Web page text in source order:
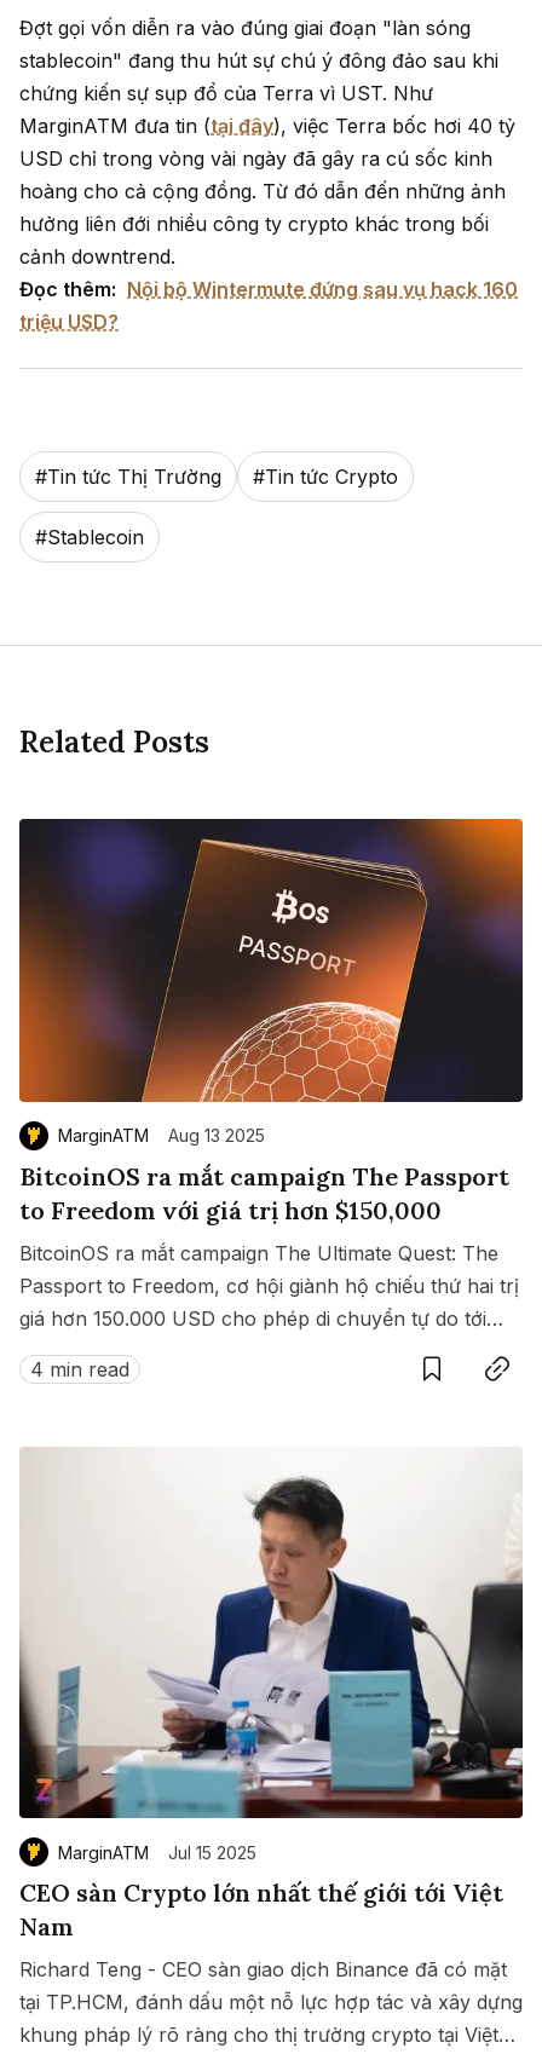
Đợt gọi vốn diễn ra vào đúng giai đoạn "làn sóng
stablecoin" đang thu hút sự chú ý đông đảo sau khi
chứng kiến sự sụp đổ của Terra vì UST. Như
MarginATM đưa tin (tại đây), việc Terra bốc hơi 40 tỷ
USD chỉ trong vòng vài ngày đã gây ra cú sốc kinh
hoàng cho cả cộng đồng. Từ đó dẫn đến những ảnh
hưởng liên đới nhiều công ty crypto khác trong bối
cảnh downtrend.
Đọc thêm: Nội bộ Wintermute đứng sau vụ hack 160
triệu USD?
#Tin tức Thị Trường #Tin tức Crypto
#Stablecoin
Related Posts
MarginATM Aug 13 2025
BitcoinOS ra mắt campaign The Passport
to Freedom với giá trị hơn $150,000
BitcoinOS ra mắt campaign The Ultimate Quest: The
Passport to Freedom, cơ hội giành hộ chiếu thứ hai trị
giá hơn 150.000 USD cho phép di chuyển tự do tới
hàng loạt quốc gia không cần visa.
4 min read
SaveCopy link
MarginATM Jul 15 2025
CEO sàn Crypto lớn nhất thế giới tới Việt
Nam
Richard Teng - CEO sàn giao dịch Binance đã có mặt
tại TP.HCM, đánh dấu một nỗ lực hợp tác và xây dựng
khung pháp lý rõ ràng cho thị trường crypto tại Việt
SaveCopy link